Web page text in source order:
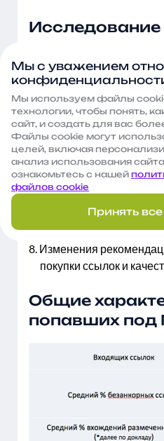
Исследование
Найдено 201 из 488
Проведен анализ
На общие параметры
лист)
Обнаружены
15 тысяч отобраны для
исследования
Сбор информации по
Анализ
Изменения
покупки ссылок и
Общие
попавших под
Мы с уважением
Мы используем файлы
технологии, чтобы понять,
сайт, и создать для вас
Файлы сооkie могут
целей, включая
анализ использования
ознакомьтесь с нашей
файлов cookie
Принять